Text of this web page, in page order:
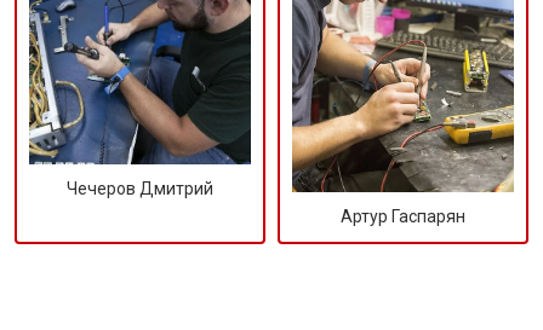
Чечеров Дмитрий
Артур Гаспарян